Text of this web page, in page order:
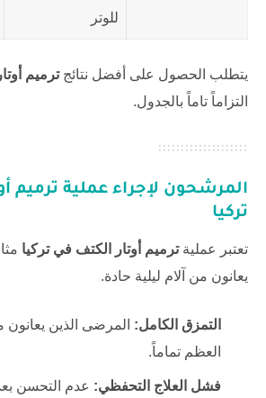
للوتر
يتطلب الحصول على أفضل نتائجترميم
التزاماً تاماً بالجدول.
المرشحون لإجراء عملية ترميم
تركيا
تعتبر عمليةترميم أوتار الكتف في تركيا
يعانون من آلام ليلية حادة.
التمزق الكامل: المرضى الذين
العظم تماماً.
فشل العلاج التحفظي: